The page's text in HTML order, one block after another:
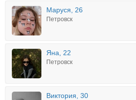
Маруся, 26
Петровск
Яна, 22
Петровск
Виктория, 30